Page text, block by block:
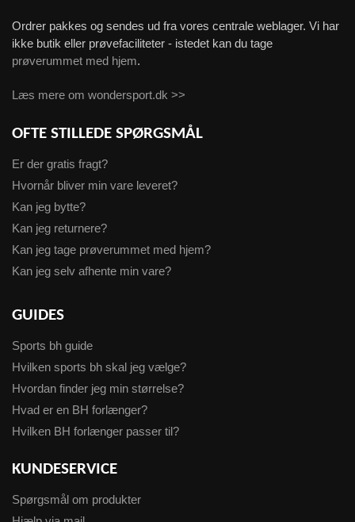
Ordrer pakkes og sendes ud fra vores centrale weblager. Vi har
ikke butik eller prøvefaciliteter - istedet kan du tage
prøverummet med hjem.
Læs mere om wondersport.dk >>
OFTE STILLEDE SPØRGSMÅL
Er der gratis fragt?
Hvornår bliver min vare leveret?
Kan jeg bytte?
Kan jeg returnere?
Kan jeg tage prøverummet med hjem?
Kan jeg selv afhente min vare?
GUIDES
Sports bh guide
Hvilken sports bh skal jeg vælge?
Hvordan finder jeg min størrelse?
Hvad er en BH forlænger?
Hvilken BH forlænger passer til?
KUNDESERVICE
Spørgsmål om produkter